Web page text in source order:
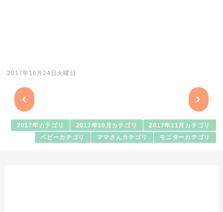
2017年10月24日火曜日
‹ ›
2017年カテゴリ 2017年10月カテゴリ 2017年11月カテゴリ
ベビーカテゴリ ママさんカテゴリ モニターカテゴリ